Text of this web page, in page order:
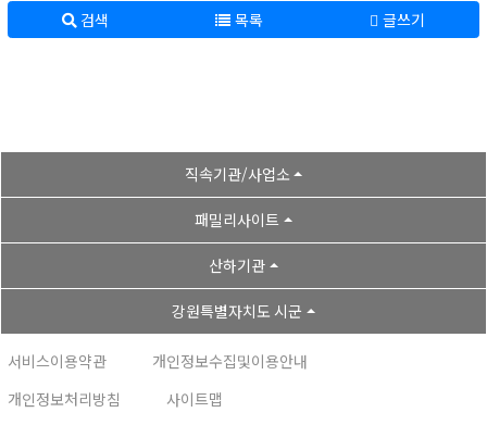
검색 목록 글쓰기
직속기관/사업소
패밀리사이트
산하기관
강원특별자치도 시군
서비스이용약관
개인정보수집및이용안내
개인정보처리방침
사이트맵